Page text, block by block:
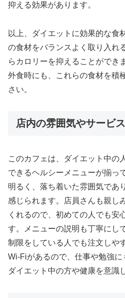
抑える効果があります。
以上、ダイエットに効果的な食
の食材をバランスよく取り入れ
らカロリーを抑えることができ
外食時にも、これらの食材を積
さい。
店内の雰囲気やサービ
このカフェは、ダイエット中の
できるヘルシーメニューが揃っ
明るく、落ち着いた雰囲気であ
感じられます。店員さんも親し
くれるので、初めての人でも安
す。メニューの説明も丁寧にし
制限をしている人でも注文しや
Wi-Fiがあるので、仕事や勉強に
ダイエット中の方や健康を意識